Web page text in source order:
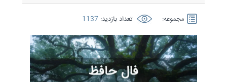
مجموعه: تعداد بازدید: 1137